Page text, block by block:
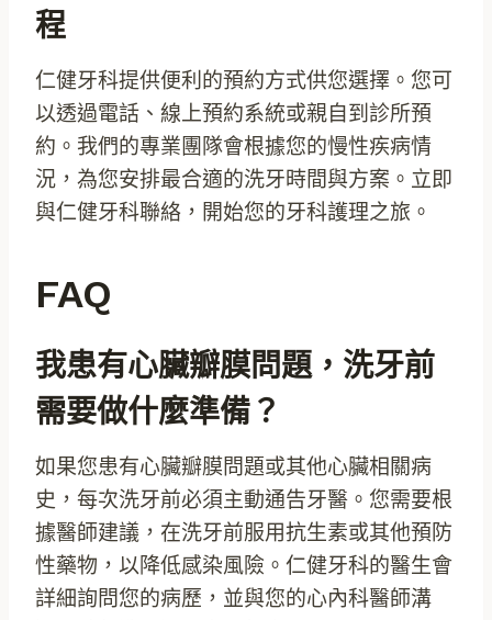
程
仁健牙科提供便利的預約方式供您選擇。您可
以透過電話、線上預約系統或親自到診所預
約。我們的專業團隊會根據您的慢性疾病情
況，為您安排最合適的洗牙時間與方案。立即
與仁健牙科聯絡，開始您的牙科護理之旅。
FAQ
我患有心臟瓣膜問題，洗牙前
需要做什麼準備？
如果您患有心臟瓣膜問題或其他心臟相關病
史，每次洗牙前必須主動通告牙醫。您需要根
據醫師建議，在洗牙前服用抗生素或其他預防
性藥物，以降低感染風險。仁健牙科的醫生會
詳細詢問您的病歷，並與您的心內科醫師溝